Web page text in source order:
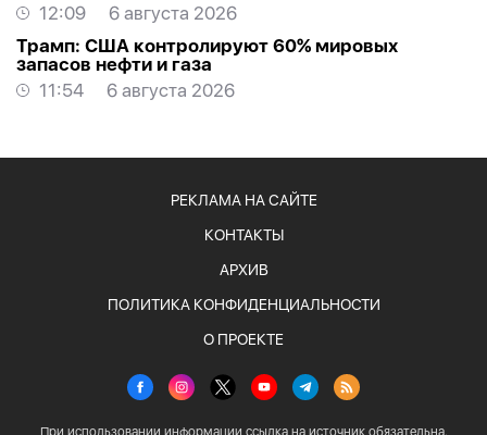
12:09
6 августа 2026
Трамп: США контролируют 60% мировых
запасов нефти и газа
11:54
6 августа 2026
РЕКЛАМА НА САЙТЕ
КОНТАКТЫ
АРХИВ
ПОЛИТИКА КОНФИДЕНЦИАЛЬНОСТИ
О ПРОЕКТЕ